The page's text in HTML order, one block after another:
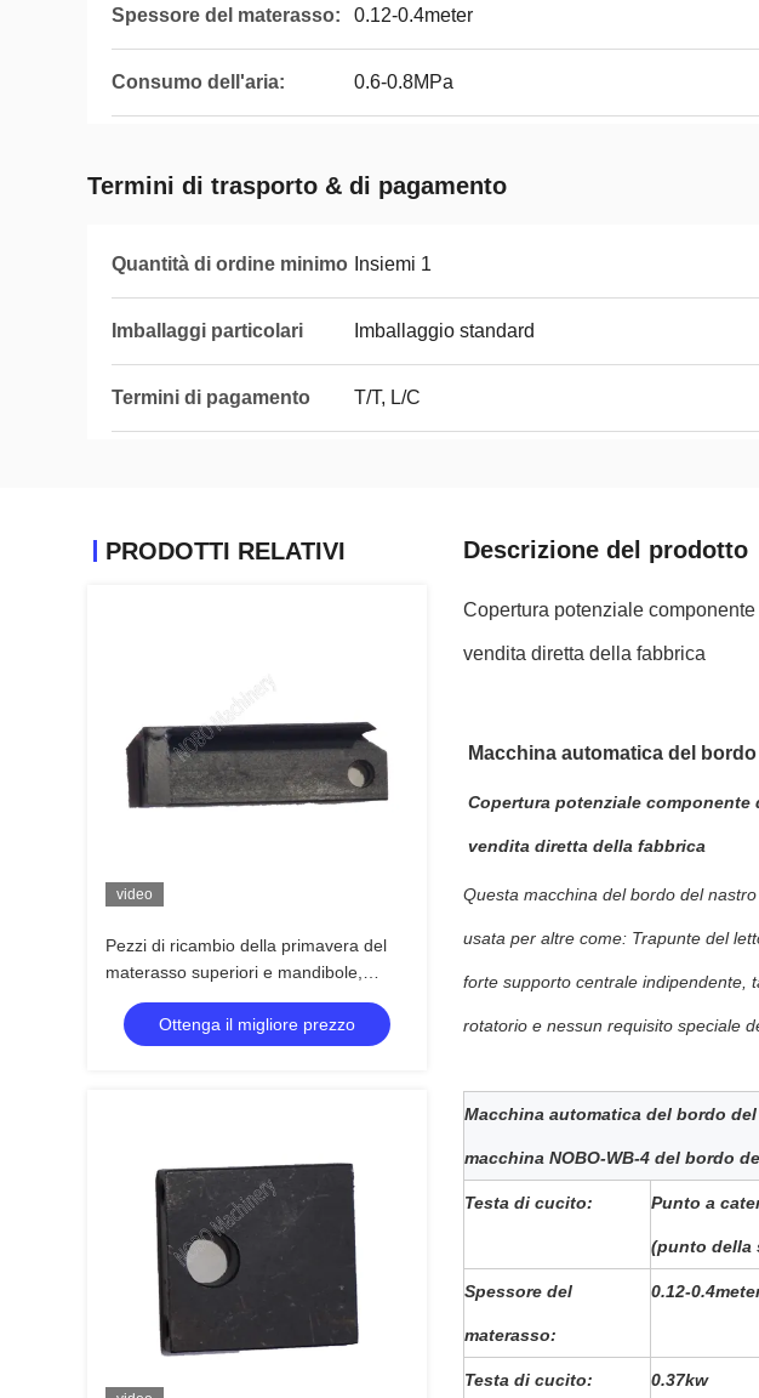
Spessore del materasso: 0.12-0.4meter
Consumo dell'aria: 0.6-0.8MPa
Termini di trasporto & di pagamento
Quantità di ordine minimo Insiemi 1
Imballaggi particolari Imballaggio standard
Termini di pagamento T/T, L/C
PRODOTTI RELATIVI
video
Pezzi di ricambio della primavera del
materasso superiori e mandibole,
sostegno e perno mobili posteriori
Ottenga il migliore prezzo
Descrizione del prodotto
Copertura potenziale
vendita diretta della fabbrica
Macchina automatica del
Copertura potenziale
vendita diretta della fabbrica
Questa macchina del bordo del
usata per altre come: Trapunte del
forte supporto centrale indipendente,
rotatorio e nessun requisito speciale
Macchina automatica del bordo
macchina NOBO-WB-4 del bordo
Testa di cucito: Punto a
(punto della
Spessore del
materasso:
0.12-
Testa di cucito: 0.37kw